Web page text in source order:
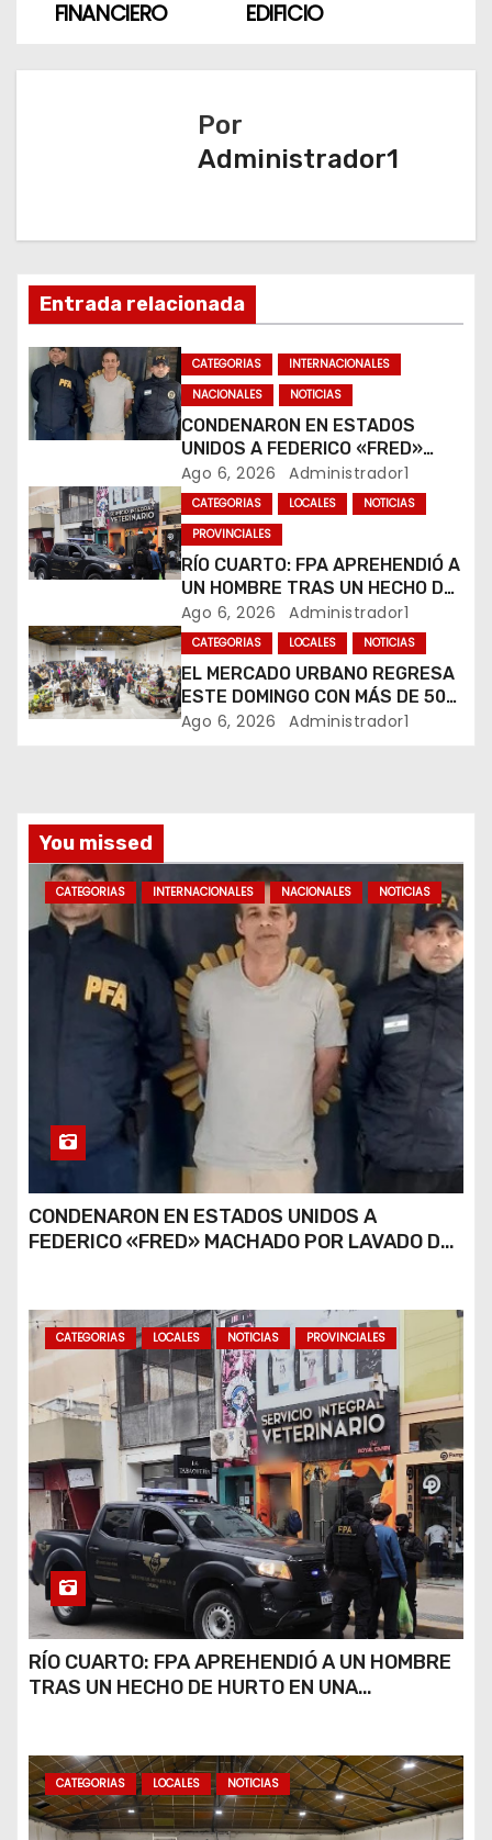
g
n
d
e
e
n
t
r
a
d
a
EDIFICIO
FINANCIERO
Por
Administrador1
Entrada relacionada
CATEGORIAS
INTERNACIONALES
NACIONALES
NOTICIAS
CONDENARON EN ESTADOS
UNIDOS A FEDERICO «FRED»
MACHADO POR LAVADO DE
DINERO Y FRAUDE
Ago 6, 2026 Administrador1
CATEGORIAS LOCALES
NOTICIAS
PROVINCIALES
RÍO CUARTO: FPA APREHENDIÓ A
UN HOMBRE TRAS UN HECHO DE
HURTO EN UNA VETERINARIA
Ago 6, 2026 Administrador1
CATEGORIAS LOCALES NOTICIAS
EL MERCADO URBANO REGRESA
ESTE DOMINGO CON MÁS DE 50
EMPRENDEDORES LOCALES
Ago 6, 2026 Administrador1
You missed
CATEGORIAS INTERNACIONALES NACIONALES NOTICIAS
CONDENARON EN ESTADOS UNIDOS A
FEDERICO «FRED» MACHADO POR LAVADO DE
CATEGORIAS LOCALES NOTICIAS PROVINCIALES
RÍO CUARTO: FPA APREHENDIÓ A UN HOMBRE
TRAS UN HECHO DE HURTO EN UNA
CATEGORIAS LOCALES NOTICIAS